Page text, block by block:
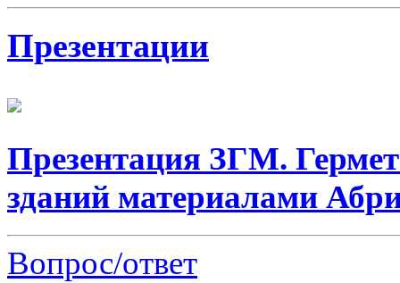
Презентации
Презентация ЗГМ.
зданий материалами
Вопрос/ответ